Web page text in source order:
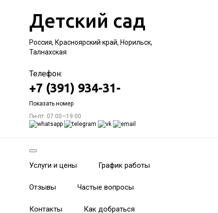
Детский сад
Россия, Красноярский край, Норильск,
Талнахская
Телефон:
+7 (391) 934-31-
Показать номер
Пн-пт: 07:00—19:00
Услуги и цены График работы
Отзывы Частые вопросы
Контакты Как добраться